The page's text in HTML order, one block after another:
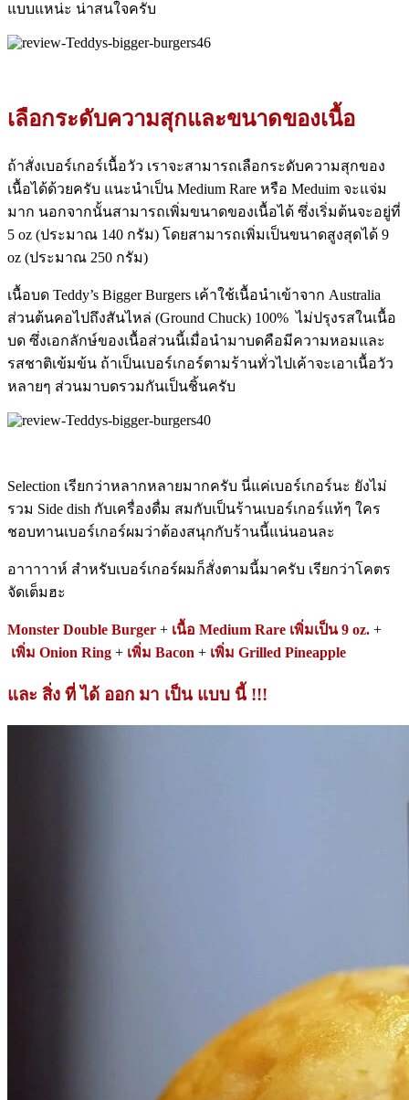
แบบแหน่ะ น่าสนใจครับ
เลือกระดับความสุกและขนาดของเนื้อ
ถ้าสั่งเบอร์เกอร์เนื้อวัว เราจะสามารถเลือกระดับความสุกของ
เนื้อได้ด้วยครับ แนะนำเป็น Medium Rare หรือ Meduim จะแจ่ม
มาก นอกจากนั้นสามารถเพิ่มขนาดของเนื้อได้ ซึ่งเริ่มต้นจะอยู่ที่
5 oz (ประมาณ 140 กรัม) โดยสามารถเพิ่มเป็นขนาดสูงสุดได้ 9
oz (ประมาณ 250 กรัม)
เนื้อบด Teddy’s Bigger Burgers เค้าใช้เนื้อนำเข้าจาก Australia
ส่วนต้นคอไปถึงสันไหล่ (Ground Chuck) 100% ไม่ปรุงรสในเนื้อ
บด ซึ่งเอกลักษ์ของเนื้อส่วนนี้เมื่อนำมาบดคือมีความหอมและ
รสชาติเข้มข้น ถ้าเป็นเบอร์เกอร์ตามร้านทั่วไปเค้าจะเอาเนื้อวัว
หลายๆ ส่วนมาบดรวมกันเป็นชิ้นครับ
Selection เรียกว่าหลากหลายมากครับ นี่แค่เบอร์เกอร์นะ ยังไม่
รวม Side dish กับเครื่องดื่ม สมกับเป็นร้านเบอร์เกอร์แท้ๆ ใคร
ชอบทานเบอร์เกอร์ผมว่าต้องสนุกกับร้านนี้แน่นอนละ
อาาาาาห์ สำหรับเบอร์เกอร์ผมก็สั่งตามนี้มาครับ เรียกว่าโคตร
จัดเต็มฮะ
Monster Double Burger + เนื้อ Medium Rare เพิ่มเป็น 9 oz. +
เพิ่ม Onion Ring + เพิ่ม Bacon + เพิ่ม Grilled Pineapple
และ สิ่ง ที่ ได้ ออก มา เป็น แบบ นี้ !!!